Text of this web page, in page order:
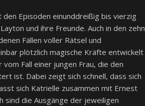
Episoden einunddreißig bis vierzig
und ihre Freunde. Auch in den zehn
Fällen voller Rätsel und
plötzlich magische Kräfte entwickelt
Fall einer jungen Frau, die den
ist. Dabei zeigt sich schnell, dass sich
sich Katrielle zusammen mit Ernest
sind die Ausgänge der jeweiligen